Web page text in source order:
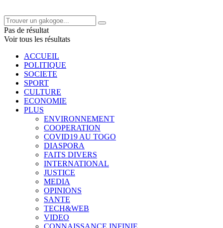
Pas de résultat
Voir tous les résultats
ACCUEIL
POLITIQUE
SOCIETE
SPORT
CULTURE
ECONOMIE
PLUS
ENVIRONNEMENT
COOPERATION
COVID19 AU TOGO
DIASPORA
FAITS DIVERS
INTERNATIONAL
JUSTICE
MEDIA
OPINIONS
SANTE
TECH&WEB
VIDEO
CONNAISSANCE INFINIE